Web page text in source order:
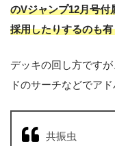
のVジャンプ12月号付
採用したりするのも
デッキの回し方です
ドのサーチなどでア
共振虫